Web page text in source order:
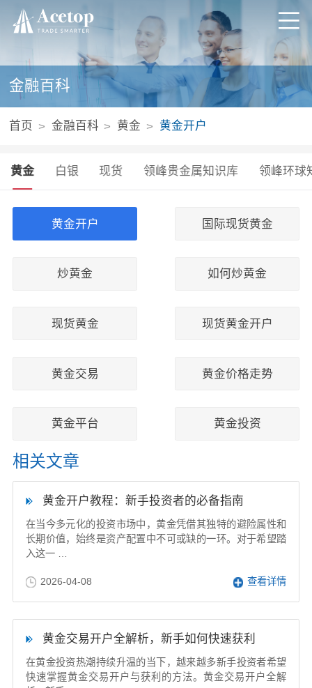
金融百科
首页 金融百科 黄金 黄金开户
黄金 白银 现货 领峰贵金属知识库 领峰环球
黄金开户 国际现货黄金
炒黄金 如何炒黄金
现货黄金 现货黄金开户
黄金交易 黄金价格走势
黄金平台 黄金投资
相关文章
黄金开户教程：新手投资者的必备指南
在当今多元化的投资市场中，黄金凭借其独特的避险属性和
长期价值，始终是资产配置中不可或缺的一环。对于希望踏
入这一 …
2026-04-08 查看详情
黄金交易开户全解析，新手如何快速获利
在黄金投资热潮持续升温的当下，越来越多新手投资者希望
快速掌握黄金交易开户与获利的方法。黄金交易开户全解